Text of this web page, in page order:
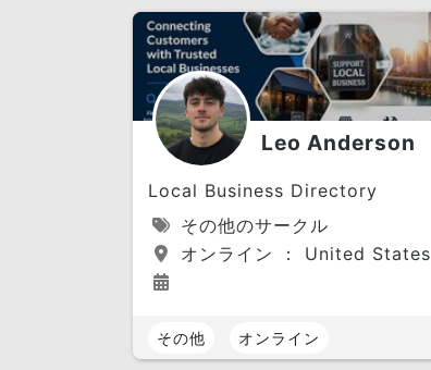
Leo Anderson
Local Business Directory
その他のサークル
オンライン ： United States
その他 オンライン